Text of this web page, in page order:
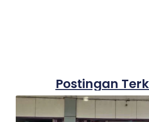
Postingan